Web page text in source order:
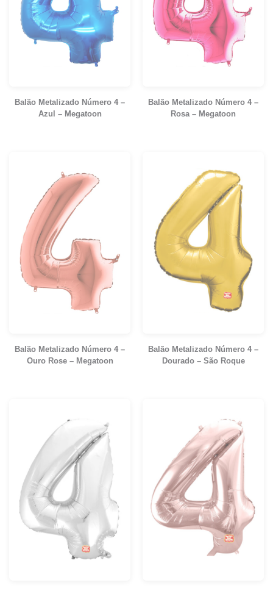
Balão Metalizado Número 4 –
Azul – Megatoon
Balão Metalizado Número 4 –
Rosa – Megatoon
Balão Metalizado Número 4 –
Ouro Rose – Megatoon
Balão Metalizado Número 4 –
Dourado – São Roque